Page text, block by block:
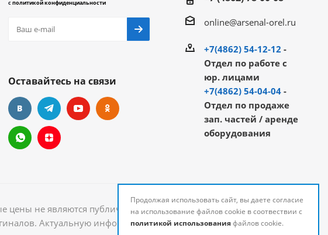
сполитикой конфиденциальности
Оставайтесь на связи
online@arsenal-orel.ru
+7(4862) 54-12-12 -
Отдел по работе с
юр. лицами
+7(4862) 54-04-04-
Отдел по продаже
зап. частей / аренде
оборудования
цены не являются публичной офертой и могут быть изменены.
Актуальную информацию о стоимости и наличии товаров
Продолжая использовать сайт, вы даете согласие
на использование файлов cookie в соотвествии с
политикой использованияфайлов cookie.